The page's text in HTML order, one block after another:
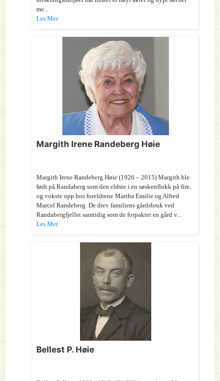
me...
Les Mer
Margith Irene Randeberg Høie
Margith Irene Randeberg Høie (1926 – 2015) Margith ble
født på Randaberg som den eldste i en søskenflokk på fire,
og vokste opp hos foreldrene Martha Emilie og Alfred
Marcel Randeberg. De drev familiens gårdsbruk ved
Randabergfjellet samtidig som de forpaktet en gård v...
Les Mer
Bellest P. Høie